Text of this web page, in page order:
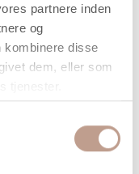
partnere inden
og
kombinere disse
dem, eller som
bekræftet din ordre.